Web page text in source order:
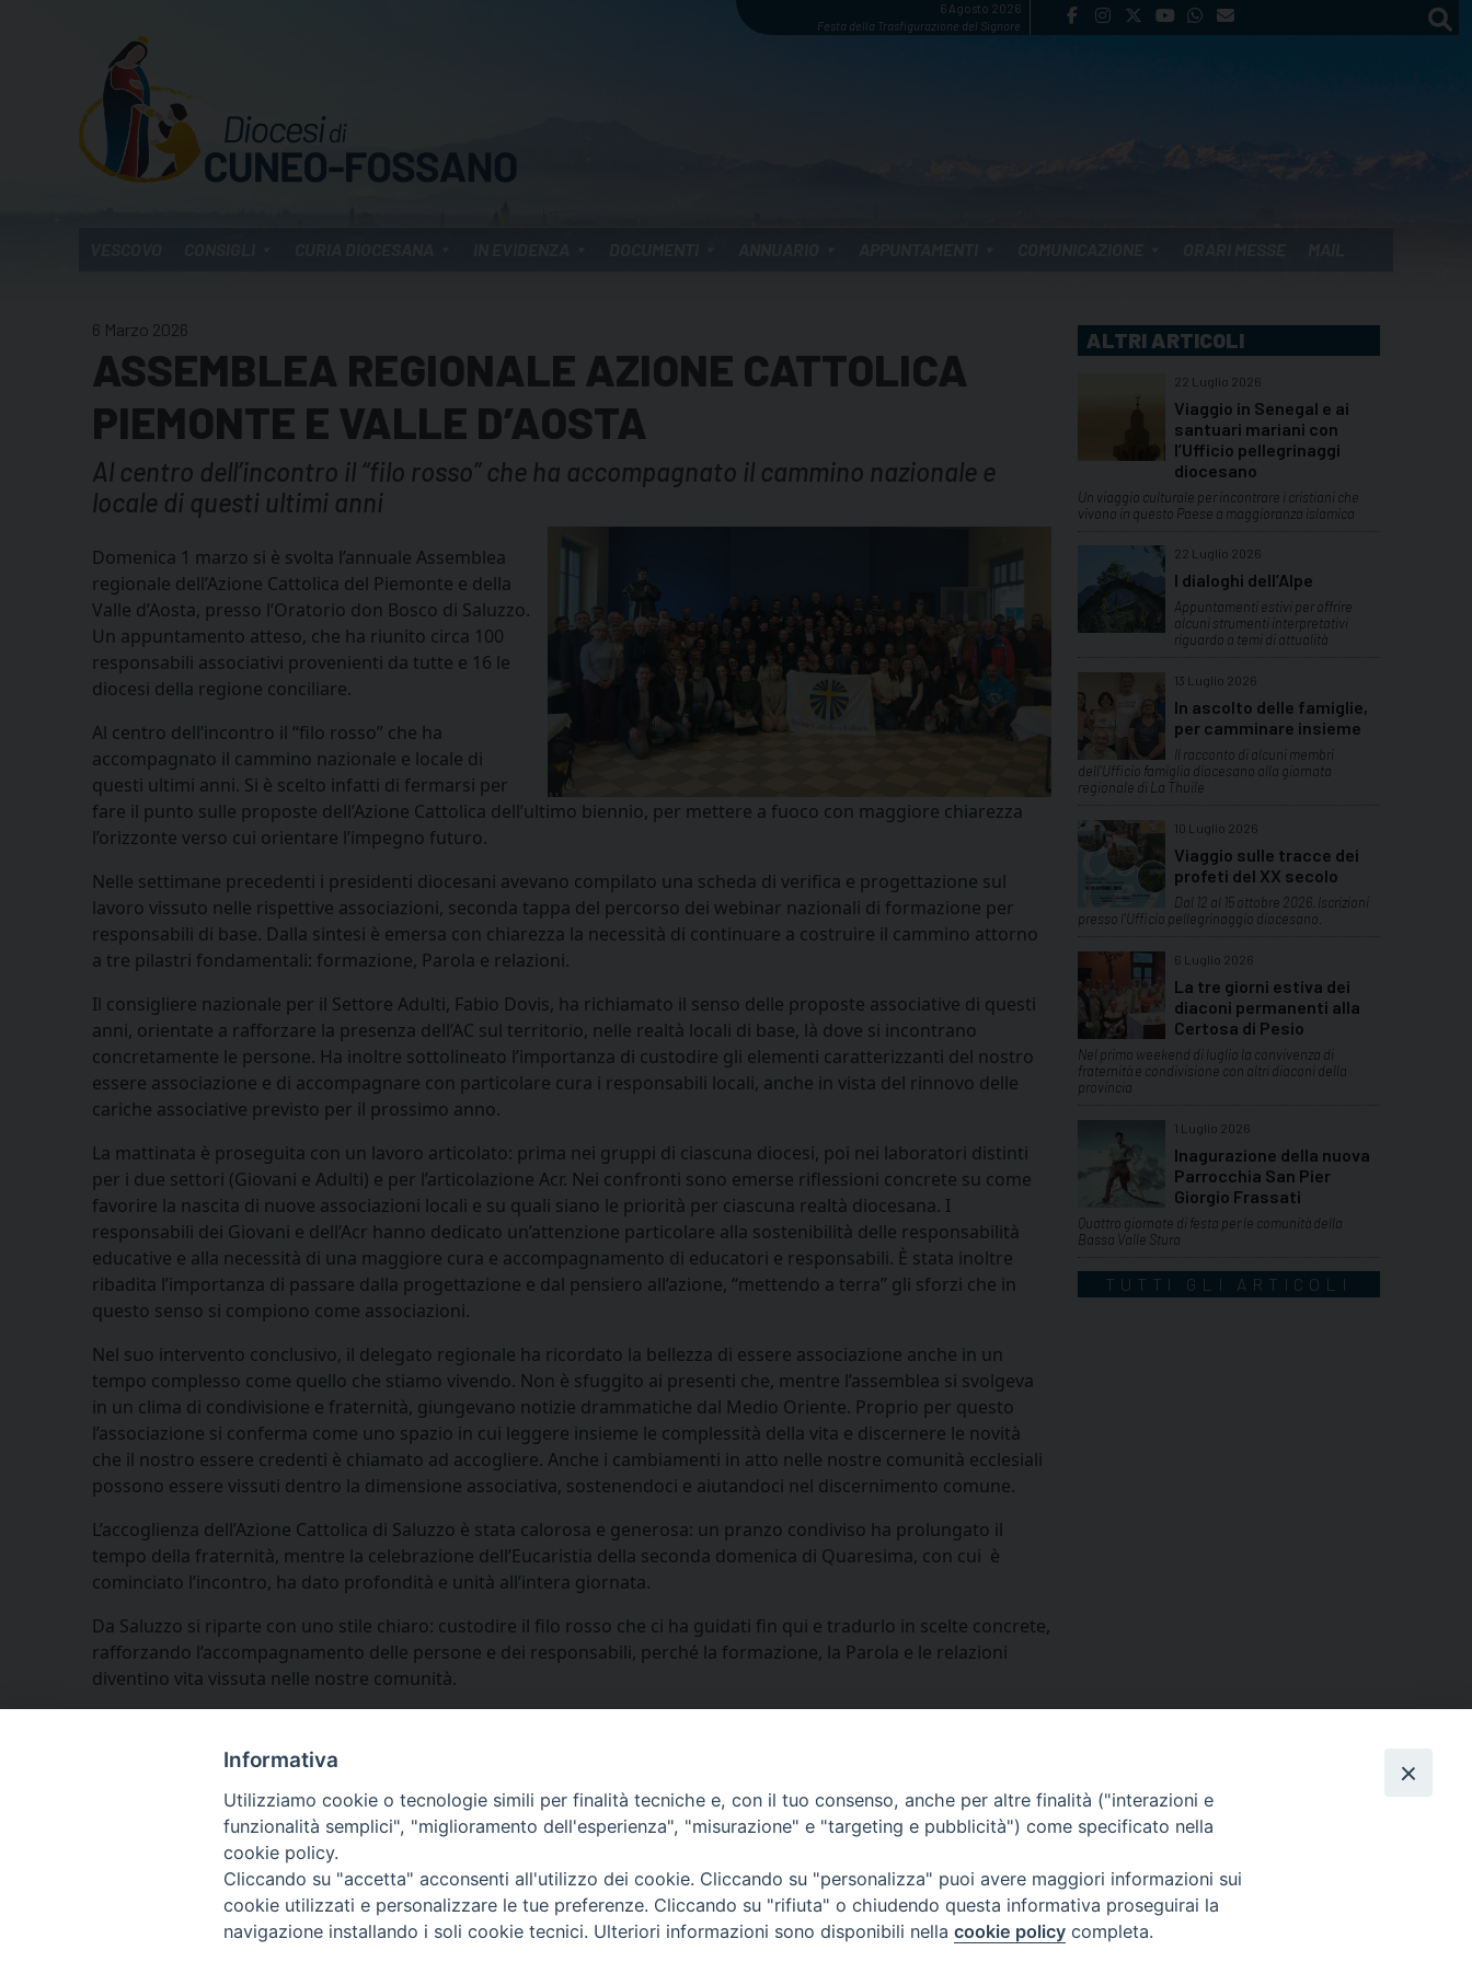
6 Agosto 2026
Festa della Trasfigurazione del Signore
6 Marzo 2026
ASSEMBLEA REGIONALE AZIONE CATTOLICA
PIEMONTE E VALLE D’AOSTA
Al centro dell’incontro il “filo rosso” che ha accompagnato il cammino nazionale e
locale di questi ultimi anni
Domenica 1 marzo si è svolta l’annuale Assemblea
regionale dell’Azione Cattolica del Piemonte e della
Valle d’Aosta, presso l’Oratorio don Bosco di Saluzzo.
Un appuntamento atteso, che ha riunito circa 100
responsabili associativi provenienti da tutte e 16 le
diocesi della regione conciliare.
Al centro dell’incontro il “filo rosso” che ha
accompagnato il cammino nazionale e locale di
questi ultimi anni. Si è scelto infatti di fermarsi per
fare il punto sulle proposte dell’Azione Cattolica dell’ultimo biennio, per mettere a fuoco con maggiore chiarezza
l’orizzonte verso cui orientare l’impegno futuro.
Nelle settimane precedenti i presidenti diocesani avevano compilato una scheda di verifica e progettazione sul
lavoro vissuto nelle rispettive associazioni, seconda tappa del percorso dei webinar nazionali di formazione per
responsabili di base. Dalla sintesi è emersa con chiarezza la necessità di continuare a costruire il cammino attorno
a tre pilastri fondamentali: formazione, Parola e relazioni.
Il consigliere nazionale per il Settore Adulti, Fabio Dovis, ha richiamato il senso delle proposte associative di questi
anni, orientate a rafforzare la presenza dell’AC sul territorio, nelle realtà locali di base, là dove si incontrano
concretamente le persone. Ha inoltre sottolineato l’importanza di custodire gli elementi caratterizzanti del nostro
essere associazione e di accompagnare con particolare cura i responsabili locali, anche in vista del rinnovo delle
cariche associative previsto per il prossimo anno.
La mattinata è proseguita con un lavoro articolato: prima nei gruppi di ciascuna diocesi, poi nei laboratori distinti
per i due settori (Giovani e Adulti) e per l’articolazione Acr. Nei confronti sono emerse riflessioni concrete su come
favorire la nascita di nuove associazioni locali e su quali siano le priorità per ciascuna realtà diocesana. I
responsabili dei Giovani e dell’Acr hanno dedicato un’attenzione particolare alla sostenibilità delle responsabilità
educative e alla necessità di una maggiore cura e accompagnamento di educatori e responsabili. È stata inoltre
ribadita l’importanza di passare dalla progettazione e dal pensiero all’azione, “mettendo a terra” gli sforzi che in
questo senso si compiono come associazioni.
Nel suo intervento conclusivo, il delegato regionale ha ricordato la bellezza di essere associazione anche in un
tempo complesso come quello che stiamo vivendo. Non è sfuggito ai presenti che, mentre l’assemblea si svolgeva
in un clima di condivisione e fraternità, giungevano notizie drammatiche dal Medio Oriente. Proprio per questo
l’associazione si conferma come uno spazio in cui leggere insieme le complessità della vita e discernere le novità
che il nostro essere credenti è chiamato ad accogliere. Anche i cambiamenti in atto nelle nostre comunità ecclesiali
possono essere vissuti dentro la dimensione associativa, sostenendoci e aiutandoci nel discernimento comune.
L’accoglienza dell’Azione Cattolica di Saluzzo è stata calorosa e generosa: un pranzo condiviso ha prolungato il
tempo della fraternità, mentre la celebrazione dell’Eucaristia della seconda domenica di Quaresima, con cui è
cominciato l’incontro, ha dato profondità e unità all’intera giornata.
Da Saluzzo si riparte con uno stile chiaro: custodire il filo rosso che ci ha guidati fin qui e tradurlo in scelte concrete,
rafforzando l’accompagnamento delle persone e dei responsabili, perché la formazione, la Parola e le relazioni
diventino vita vissuta nelle nostre comunità.
Aggregazioni laicali
Primo piano
ALTRI ARTICOLI
22 Luglio 2026
Viaggio in Senegal e ai
santuari mariani con
l’Ufficio pellegrinaggi
diocesano
Un viaggio culturale per incontrare i cristiani che
vivono in questo Paese a maggioranza islamica
22 Luglio 2026
I dialoghi dell’Alpe
Appuntamenti estivi per offrire
alcuni strumenti interpretativi
riguardo a temi di attualità
13 Luglio 2026
In ascolto delle famiglie,
per camminare insieme
Il racconto di alcuni membri
dell'Ufficio famiglia diocesano alla giornata
regionale di La Thuile
10 Luglio 2026
Viaggio sulle tracce dei
profeti del XX secolo
Dal 12 al 15 ottobre 2026. Iscrizioni
presso l'Ufficio pellegrinaggio diocesano.
6 Luglio 2026
La tre giorni estiva dei
diaconi permanenti alla
Certosa di Pesio
Nel primo weekend di luglio la convivenza di
fraternità e condivisione con altri diaconi della
provincia
1 Luglio 2026
Inagurazione della nuova
Parrocchia San Pier
Giorgio Frassati
Quattro giornate di festa per le comunità della
Bassa Valle Stura
TUTTI GLI ARTICOLI
via Amedeo Rossi, 28 - 12100 Cuneo
segreteriagenerale@diocesicuneofossano.it
Informativa
Utilizziamo cookie o tecnologie simili per finalità tecniche e, con il tuo consenso, anche per altre finalità ("interazioni e
funzionalità semplici", "miglioramento dell'esperienza", "misurazione" e "targeting e pubblicità") come specificato nella
cookie policy.
Cliccando su "accetta" acconsenti all'utilizzo dei cookie. Cliccando su "personalizza" puoi avere maggiori informazioni sui
cookie utilizzati e personalizzare le tue preferenze. Cliccando su "rifiuta" o chiudendo questa informativa proseguirai la
navigazione installando i soli cookie tecnici. Ulteriori informazioni sono disponibili nella cookie policy completa.